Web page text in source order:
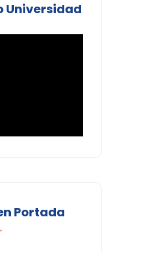
Universidad
Portada